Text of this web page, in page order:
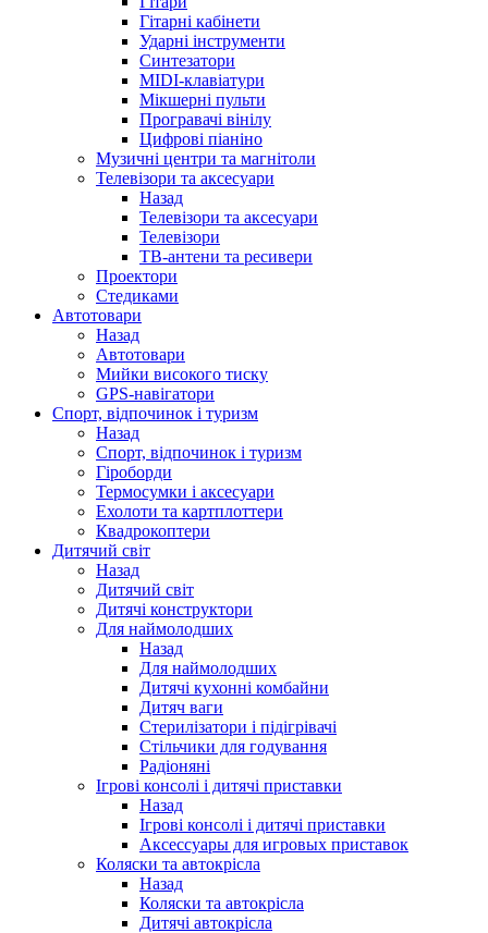
Гітарні кабінети
Ударні інструменти
Синтезатори
MIDI-клавіатури
Мікшерні пульти
Програвачі вінілу
Цифрові піаніно
Музичні центри та магнітоли
Телевізори та аксесуари
Назад
Телевізори та аксесуари
Телевізори
ТВ-антени та ресивери
Проектори
Стедиками
Автотовари
Назад
Автотовари
Мийки високого тиску
GPS-навігатори
Спорт, відпочинок і туризм
Назад
Спорт, відпочинок і туризм
Гіроборди
Термосумки і аксесуари
Ехолоти та картплоттери
Квадрокоптери
Дитячий світ
Назад
Дитячий світ
Дитячі конструктори
Для наймолодших
Назад
Для наймолодших
Дитячі кухонні комбайни
Дитяч ваги
Стерилізатори і підігрівачі
Стільчики для годування
Радіоняні
Ігрові консолі і дитячі приставки
Назад
Ігрові консолі і дитячі приставки
Аксессуары для игровых приставок
Коляски та автокрісла
Назад
Коляски та автокрісла
Дитячі автокрісла